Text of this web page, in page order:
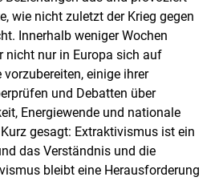
wie nicht zuletzt der Krieg gegen
Innerhalb weniger Wochen
nicht nur in Europa sich auf
einige ihrer
und Debatten über
Energiewende und nationale
gesagt: Extraktivismus ist ein
das Verständnis und die
bleibt eine Herausforderung